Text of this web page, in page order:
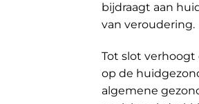
bijdraagt aan
van veroudering.
Tot slot verhoogt
op de
algemene